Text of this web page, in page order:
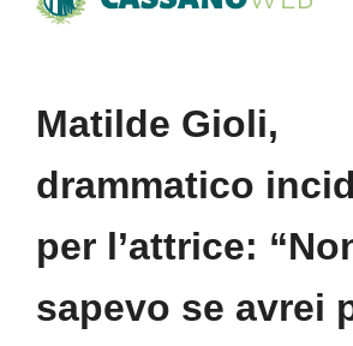
Matilde Gioli,
drammatico
per l’attrice:
sapevo se avrei